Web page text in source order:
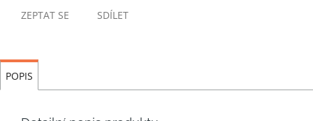
ZEPTAT SE SDÍLET
POPIS